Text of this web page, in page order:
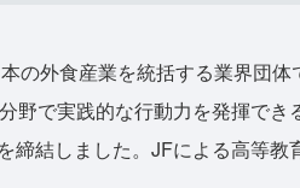
の外食産業を統括する業界団
野で実践的な行動力を発揮で
締結しました。JFによる高等教